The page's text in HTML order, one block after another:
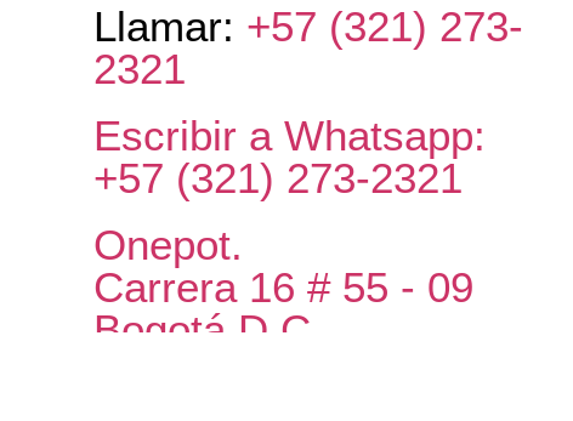
Llamar: +57 (321) 273-
2321
Escribir a Whatsapp:
+57 (321) 273-2321
Onepot.
Carrera 16 # 55 - 09
Bogotá D.C